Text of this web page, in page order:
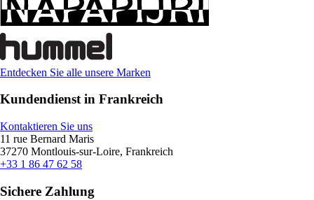
Entdecken Sie alle unsere Marken
Kundendienst in Frankreich
Kontaktieren Sie uns
11 rue Bernard Maris
37270 Montlouis-sur-Loire, Frankreich
+33 1 86 47 62 58
Sichere Zahlung